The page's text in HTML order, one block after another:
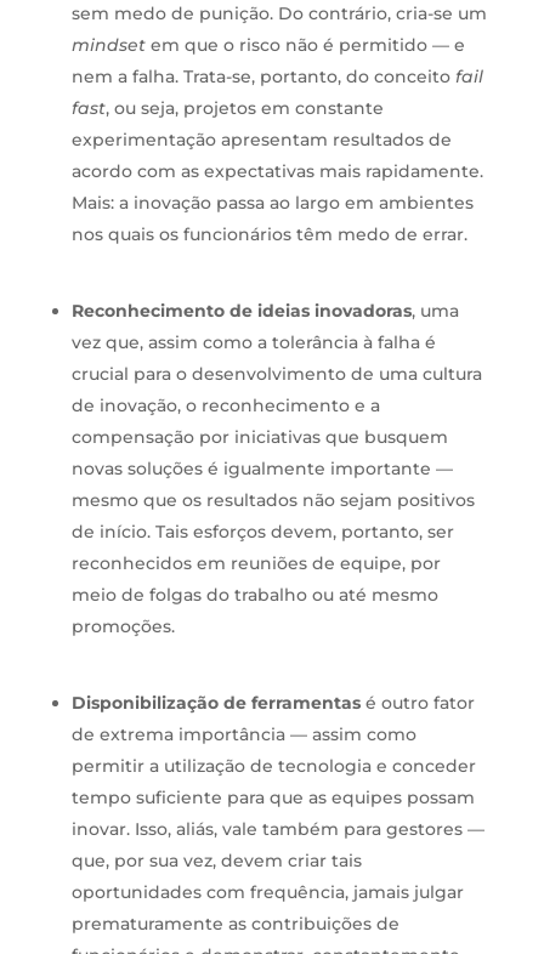
sem medo de punição. Do contrário, cria-se um
mindset em que o risco não é permitido — e
nem a falha. Trata-se, portanto, do conceito fail
fast, ou seja, projetos em constante
experimentação apresentam resultados de
acordo com as expectativas mais rapidamente.
Mais: a inovação passa ao largo em ambientes
nos quais os funcionários têm medo de errar.
Reconhecimento de ideias inovadoras, uma
vez que, assim como a tolerância à falha é
crucial para o desenvolvimento de uma cultura
de inovação, o reconhecimento e a
compensação por iniciativas que busquem
novas soluções é igualmente importante —
mesmo que os resultados não sejam positivos
de início. Tais esforços devem, portanto, ser
reconhecidos em reuniões de equipe, por
meio de folgas do trabalho ou até mesmo
promoções.
Disponibilização de ferramentas é outro fator
de extrema importância — assim como
permitir a utilização de tecnologia e conceder
tempo suficiente para que as equipes possam
inovar. Isso, aliás, vale também para gestores —
que, por sua vez, devem criar tais
oportunidades com frequência, jamais julgar
prematuramente as contribuições de